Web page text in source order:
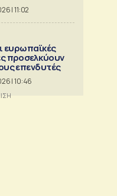
| 11:02
ευρωπαϊκές
προσελκύουν
επενδυτές
| 10:46